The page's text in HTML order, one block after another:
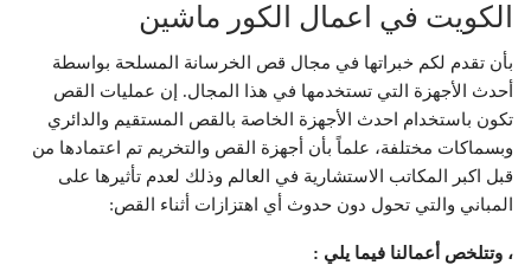
الكويت في اعمال الكور ماشين
بأن تقدم لكم خبراتها في مجال قص الخرسانة المسلحة بواسطة
أحدث الأجهزة التي تستخدمها في هذا المجال. إن عمليات القص
تكون باستخدام احدث الأجهزة الخاصة بالقص المستقيم والدائري
وبسماكات مختلفة، علماً بأن أجهزة القص والتخريم تم اعتمادها من
قبل اكبر المكاتب الاستشارية في العالم وذلك لعدم تأثيرها على
المباني والتي تحول دون حدوث أي اهتزازات أثناء القص:
، وتتلخص أعمالنا فيما يلي :